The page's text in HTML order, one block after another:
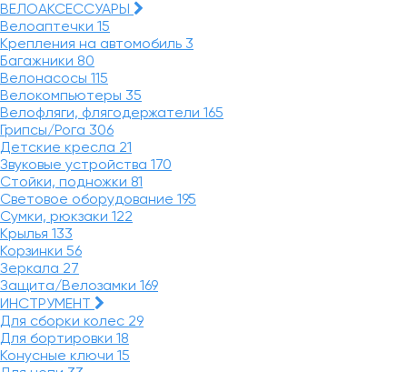
ВЕЛОАКСЕССУАРЫ
Велоаптечки 15
Крепления на автомобиль 3
Багажники 80
Велонасосы 115
Велокомпьютеры 35
Велофляги, флягодержатели 165
Грипсы/Рога 306
Детские кресла 21
Звуковые устройства 170
Стойки, подножки 81
Световое оборудование 195
Сумки, рюкзаки 122
Крылья 133
Корзинки 56
Зеркала 27
Защита/Велозамки 169
ИНСТРУМЕНТ
Для сборки колес 29
Для бортировки 18
Конусные ключи 15